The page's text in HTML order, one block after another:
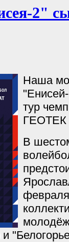
2"
Наша
тур
ГЕОТЕК
В